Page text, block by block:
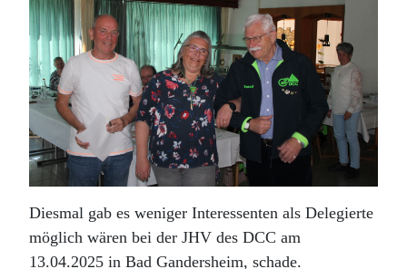
Diesmal gab es weniger Interessenten als Delegierte
möglich wären bei der JHV des DCC am
13.04.2025 in Bad Gandersheim, schade.